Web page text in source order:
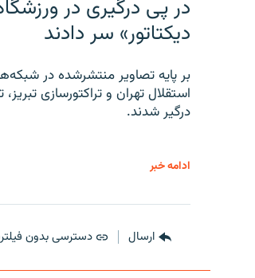
در پی درگیری در
دیکتاتور» سر دادند
بر پایه تصاویر منتشرشده در
استقلال تهران و تراکتورسازی
درگیر شدند.
ادامه خبر
ارسال دسترسی بدون